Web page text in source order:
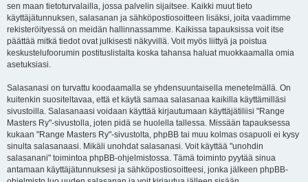
sen maan tietoturvalailla, jossa palvelin sijaitsee. Kaikki muut tieto
käyttäjätunnuksen, salasanan ja sähköpostiosoitteen lisäksi, joita vaadimme
rekisteröityessä on meidän hallinnassamme. Kaikissa tapauksissa voit itse
päättää mitkä tiedot ovat julkisesti näkyvillä. Voit myös liittyä ja poistua
keskustelufoorumin postituslistalta koska tahansa haluat muokkaamalla omia
asetuksiasi.
Salasanasi on turvattu koodaamalla se yhdensuuntaisella menetelmällä. On
kuitenkin suositeltavaa, että et käytä samaa salasanaa kaikilla käyttämilläsi
sivustoilla. Salasanaasi voidaan käyttää kirjautumaan käyttäjätiliisi "Range
Masters Ry"-sivustolla, joten pidä se huolella tallessa. Missään tapauksessa
kukaan "Range Masters Ry"-sivustolta, phpBB tai muu kolmas osapuoli ei kysy
sinulta salasanaasi. Mikäli unohdat salasanasi. Voit käyttää "unohdin
salasanani" toimintoa phpBB-ohjelmistossa. Tämä toiminto pyytää sinua
antamaan käyttäjätunnuksesi ja sähköpostiosoitteesi, jonka jälkeen phpBB-